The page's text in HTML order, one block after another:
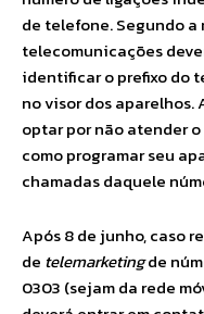
de telefone. Segundo a
telecomunicações
identificar o prefixo do
no visor dos aparelhos.
optar por não atender
como programar seu
chamadas daquele
Após 8 de junho, caso
de telemarketingde
0303 (sejam da rede